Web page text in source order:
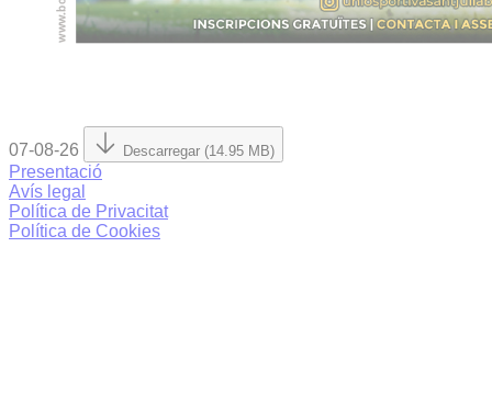
07-08-26 Descarregar (14.95 MB)
Presentació
Avís legal
Política de Privacitat
Política de Cookies